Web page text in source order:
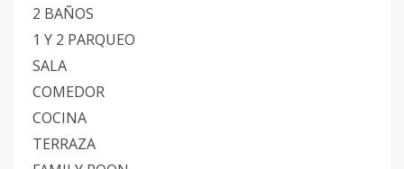
2 BAÑOS
1 Y 2 PARQUEO
SALA
COMEDOR
COCINA
TERRAZA